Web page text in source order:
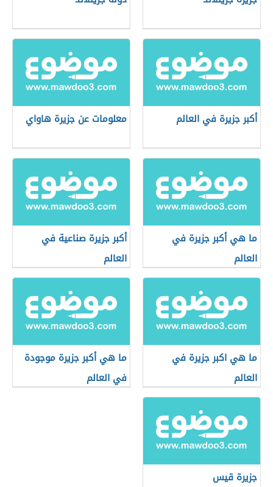
أكبر جزيرة في العالم معلومات عن جزيرة هاواي
ما هي أكبر جزيرة في
العالم
أكبر جزيرة صناعية في
العالم
ما هي اكبر جزيرة في
العالم
ما هي أكبر جزيرة موجودة
في العالم
جزيرة قيس